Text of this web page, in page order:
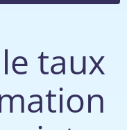
taux